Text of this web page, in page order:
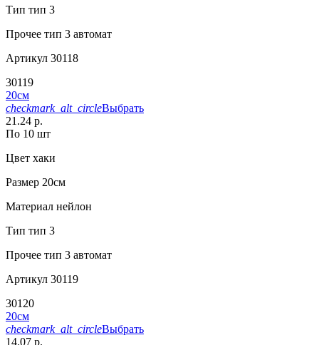
Тип тип 3
Прочее тип 3 автомат
Артикул 30118
30119
20см
checkmark_alt_circleВыбрать
21.24 р.
По 10 шт
Цвет хаки
Размер 20см
Материал нейлон
Тип тип 3
Прочее тип 3 автомат
Артикул 30119
30120
20см
checkmark_alt_circleВыбрать
14.07 р.